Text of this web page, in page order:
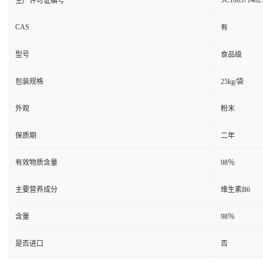
CAS 有
型号 食品级
包装规格 25kg/袋
外观 粉末
保质期 二年
有效物质含量 98％
主要营养成分 维生素B6
含量 98％
是否进口 否